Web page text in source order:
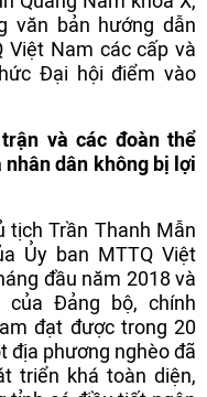
văn bản hướng dẫn
Nam các cấp và
Đại hội điểm vào
và các đoàn thể
dân không bị lợi
tịch Trần Thanh Mẫn
Ủy ban MTTQ Việt
đầu năm 2018 và
Đảng bộ, chính
đạt được trong 20
địa phương nghèo đã
triển khá toàn diện,